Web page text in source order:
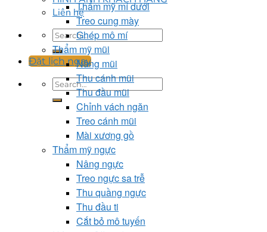
Liên hệ
Đặt lịch ngay
Thẩm mỹ mí dưới
Treo cung mày
Ghép mô mí
Thẩm mỹ mũi
Nâng mũi
Thu cánh mũi
Thu đầu mũi
Chỉnh vách ngăn
Treo cánh mũi
Mài xương gồ
Thẩm mỹ ngực
Nâng ngực
Treo ngực sa trễ
Thu quầng ngực
Thu đầu ti
Cắt bỏ mô tuyến